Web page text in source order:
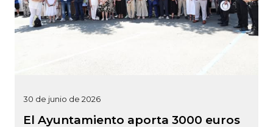
30 de junio de 2026
El Ayuntamiento aporta 3000 euros